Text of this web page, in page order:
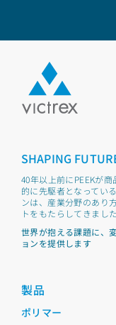
SHAPING
40年以上前にPEEKが
的に先駆者となってい
ンは、産業分野のあり
トをもたらしてきました
世界が抱える課題に、
ョンを提供します
製品
ポリマー